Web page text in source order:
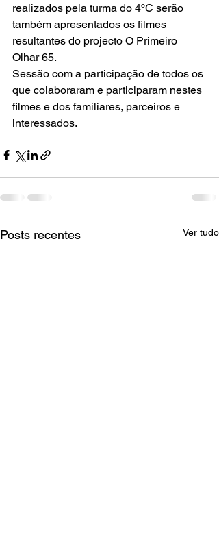
realizados pela turma do 4ºC serão
também apresentados os filmes
resultantes do projecto O Primeiro
Olhar 65.
Sessão com a participação de todos os
que colaboraram e participaram nestes
filmes e dos familiares, parceiros e
interessados.
Posts recentes Ver tudo